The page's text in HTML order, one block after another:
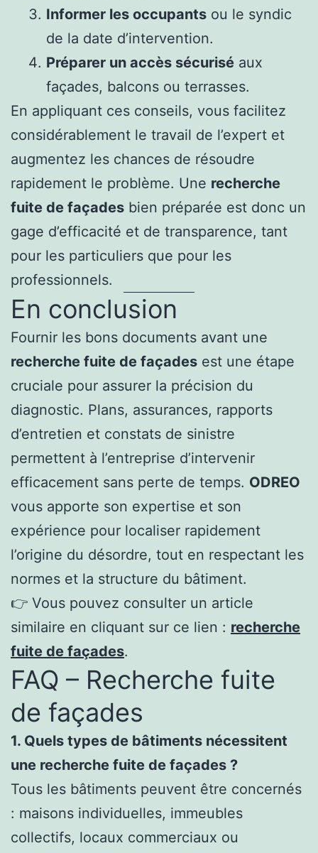
Informer les occupants ou le syndic
de la date d’intervention.
Préparer un accès sécurisé aux
façades, balcons ou terrasses.
En appliquant ces conseils, vous facilitez
considérablement le travail de l’expert et
augmentez les chances de résoudre
rapidement le problème. Une recherche
fuite de façades bien préparée est donc un
gage d’efficacité et de transparence, tant
pour les particuliers que pour les
professionnels.
En conclusion
Fournir les bons documents avant une
recherche fuite de façades est une étape
cruciale pour assurer la précision du
diagnostic. Plans, assurances, rapports
d’entretien et constats de sinistre
permettent à l’entreprise d’intervenir
efficacement sans perte de temps. ODREO
vous apporte son expertise et son
expérience pour localiser rapidement
l’origine du désordre, tout en respectant les
normes et la structure du bâtiment.
👉 Vous pouvez consulter un article
similaire en cliquant sur ce lien : recherche
fuite de façades.
FAQ – Recherche fuite
de façades
1. Quels types de bâtiments nécessitent
une recherche fuite de façades ?
Tous les bâtiments peuvent être concernés
: maisons individuelles, immeubles
collectifs, locaux commerciaux ou